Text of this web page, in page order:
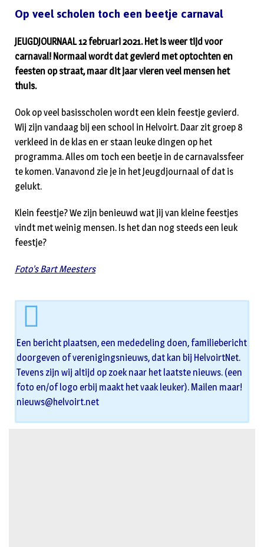
Op veel scholen toch een beetje carnaval
JEUGDJOURNAAL 12 februari 2021. Het is weer tijd voor
carnaval! Normaal wordt dat gevierd met optochten en
feesten op straat, maar dit jaar vieren veel mensen het
thuis.
Ook op veel basisscholen wordt een klein feestje gevierd.
Wij zijn vandaag bij een school in Helvoirt. Daar zit groep 8
verkleed in de klas en er staan leuke dingen op het
programma. Alles om toch een beetje in de carnavalssfeer
te komen. Vanavond zie je in het Jeugdjournaal of dat is
gelukt.
Klein feestje? We zijn benieuwd wat jij van kleine feestjes
vindt met weinig mensen. Is het dan nog steeds een leuk
feestje?
Foto’s Bart Meesters
Een bericht plaatsen, een mededeling doen, familiebericht
doorgeven of verenigingsnieuws, dat kan bij HelvoirtNet.
Tevens zijn wij altijd op zoek naar het laatste nieuws. (een
foto en/of logo erbij maakt het vaak leuker). Mailen maar!
nieuws@helvoirt.net